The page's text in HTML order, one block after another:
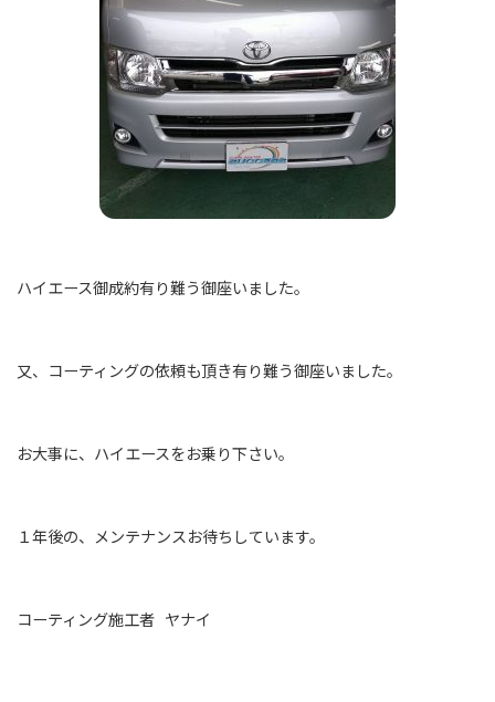
ハイエース御成約有り難う御座いました。
又、コーティングの依頼も頂き有り難う御座いました。
お大事に、ハイエースをお乗り下さい。
１年後の、メンテナンスお待ちしています。
コーティング施工者 ヤナイ